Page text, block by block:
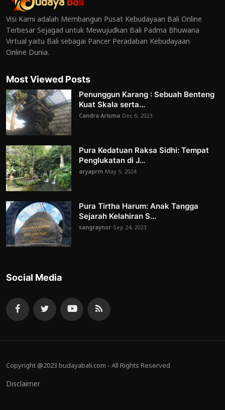
Visi Kami adalah Membangun Pusat Kebudayaan Bali Online
Terbesar Sejagad untuk Mewujudkan Bali Padma Bhuwana
Virtual yaitu Bali sebagai Pancer Peradaban Kebudayaan
Online Dunia.
Most Viewed Posts
Penunggun Karang : Sebuah Benteng
Kuat Skala serta...
Candra Arisma Dec 6, 2023
Pura Kedatuan Raksa Sidhi: Tempat
Penglukatan di J...
aryaprm May 5, 2024
Pura Tirtha Harum: Anak Tangga
Sejarah Kelahiran S...
sangraynor Sep 24, 2023
Social Media
Copyright @2023 budayabali.com - All Rights Reserved
Disclaimer